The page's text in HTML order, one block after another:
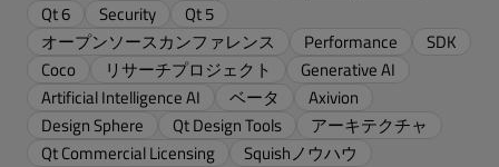
Qt 6
Security
Qt 5
オープンソースカンファレンス
Performance
SDK
Coco
リサーチプロジェクト
Generative AI
Artificial Intelligence AI
ベータ
Axivion
Design Sphere
Qt Design Tools
アーキテクチャ
Qt Commercial Licensing
Squishノウハウ